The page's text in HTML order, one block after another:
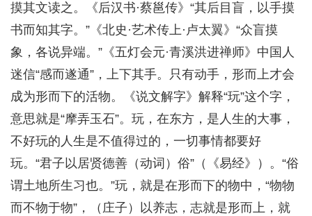
摸其文读之。《后汉书·蔡邕传》“其后目盲，以手摸
书而知其字。”《北史·艺术传上·卢太翼》“众盲摸
象，各说异端。”《五灯会元·青溪洪进禅师》中国人
迷信“感而遂通”，上下其手。只有动手，形而上才会
成为形而下的活物。《说文解字》解释“玩”这个字，
意思就是“摩弄玉石”。玩，在东方，是人生的大事，
不好玩的人生是不值得过的，一切事情都要好
玩。“君子以居贤德善（动词）俗”（《易经》）。“俗
谓土地所生习也。”玩，就是在形而下的物中，“物物
而不物于物”，（庄子）以养志，志就是形而上，就